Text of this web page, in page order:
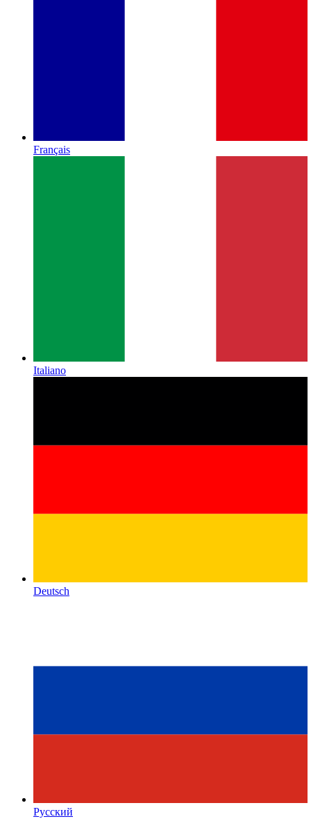
Français
Italiano
Deutsch
Русский